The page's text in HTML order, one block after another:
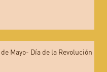
de Mayo- Día de la Revolución